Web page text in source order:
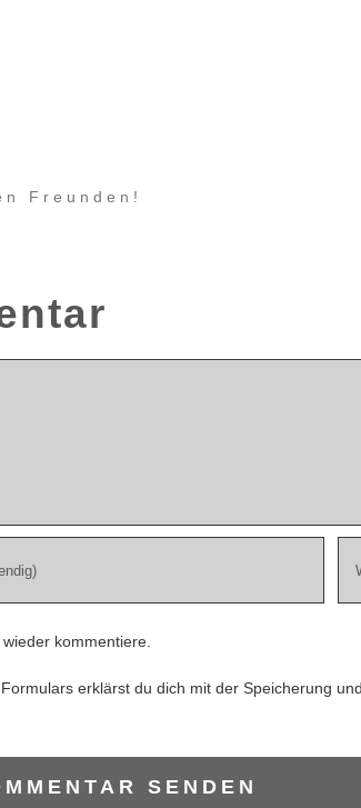
Freunden!
kommentiere.
erklärst du dich mit der Speicherung